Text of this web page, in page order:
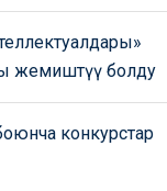
жемиштүү болду
конкурстар